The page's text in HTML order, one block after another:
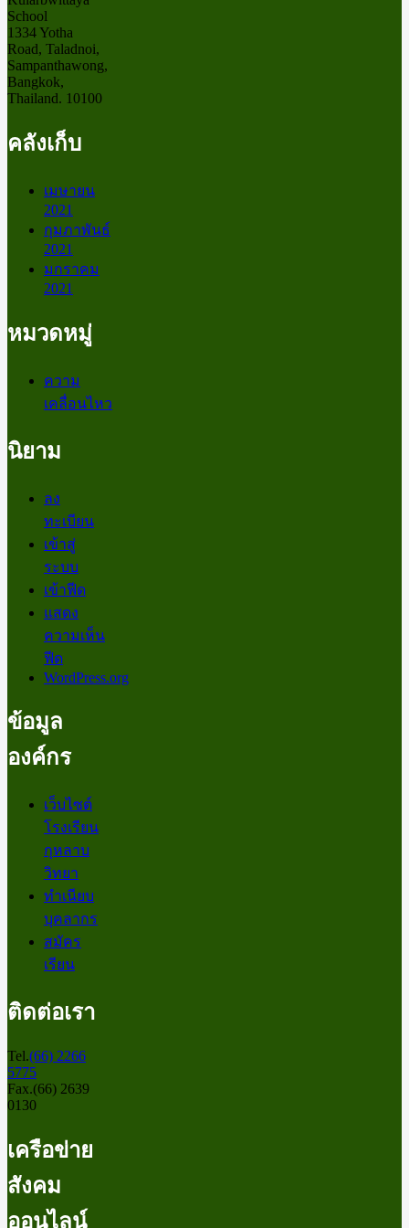
School
1334 Yotha
Road, Taladnoi,
Sampanthawong,
Bangkok,
Thailand. 10100
คลังเก็บ
เมษายน
2021
กุมภาพันธ์
2021
มกราคม
2021
หมวดหมู่
ความ
เคลื่อนไหว
นิยาม
ลง
ทะเบียน
เข้าสู่
ระบบ
เข้าฟีด
แสดง
ความเห็น
ฟีด
WordPress.org
ข้อมูล
องค์กร
เว็บไซต์
โรงเรียน
กุหลาบ
วิทยา
ทำเนียบ
บุคลากร
สมัคร
เรียน
ติดต่อเรา
Tel.(66) 2266
5775
Fax.(66) 2639
0130
เครือข่าย
สังคม
ออนไลน์